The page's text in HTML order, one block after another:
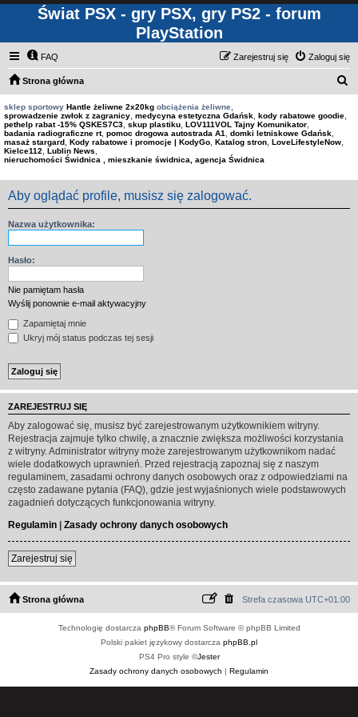
Świat PSX - gry PSX, gry PS2 - forum
PlayStation
FAQ Zaloguj się
Zarejestruj się
Strona główna
sklep sportowy Hantle żeliwne 2x20kg obciążenia żeliwne,
sprowadzenie zwłok z zagranicy medycyna estetyczna Gdańsk kody rabatowe goodie
pethelp rabat -15% QSKES7C3 skup plastiku LOV111VOL Tajny Komunikator
badania radiograficzne rt, pomoc drogowa autostrada A1 domki letniskowe Gdańsk
masaż stargard Kody rabatowe i promocje | KodyGo Katalog stron LoveLifestyleNow
Kielce112
Lublin News
nieruchomości Świdnica , mieszkanie świdnica, agencja Świdnica
Aby oglądać profile, musisz się zalogować.
Nazwa użytkownika:
Hasło:
Nie pamiętam hasła
Wyślij ponownie e-mail aktywacyjny
Zapamiętaj mnie
Ukryj mój status podczas tej sesji
ZAREJESTRUJ SIĘ
Aby zalogować się, musisz być zarejestrowanym użytkownikiem witryny.
Rejestracja zajmuje tylko chwilę, a znacznie zwiększa możliwości korzystania
z witryny. Administrator witryny może zarejestrowanym użytkownikom nadać
wiele dodatkowych uprawnień. Przed rejestracją zapoznaj się z naszym
regulaminem, zasadami ochrony danych osobowych oraz z odpowiedziami na
często zadawane pytania (FAQ), gdzie jest wyjaśnionych wiele podstawowych
zagadnień dotyczących funkcjonowania witryny.
Regulamin | Zasady ochrony danych osobowych
Zarejestruj się
Strona główna Strefa czasowa UTC+01:00
Technologię dostarcza phpBB® Forum Software © phpBB Limited
Polski pakiet językowy dostarcza phpBB.pl
PS4 Pro style ©Jester
Zasady ochrony danych osobowych | Regulamin